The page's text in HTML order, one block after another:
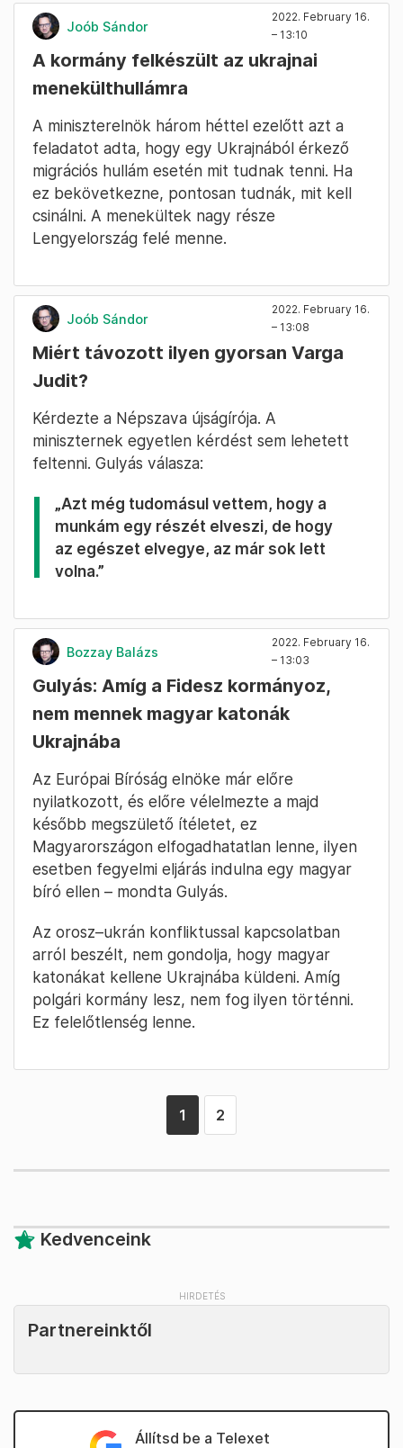
Joób Sándor
2022. February 16.
– 13:10
A kormány felkészült az ukrajnai
menekülthullámra
A miniszterelnök három héttel ezelőtt azt a
feladatot adta, hogy egy Ukrajnából érkező
migrációs hullám esetén mit tudnak tenni. Ha
ez bekövetkezne, pontosan tudnák, mit kell
csinálni. A menekültek nagy része
Lengyelország felé menne.
Joób Sándor
2022. February 16.
– 13:08
Miért távozott ilyen gyorsan Varga
Judit?
Kérdezte a Népszava újságírója. A
miniszternek egyetlen kérdést sem lehetett
feltenni. Gulyás válasza:
„Azt még tudomásul vettem, hogy a
munkám egy részét elveszi, de hogy
az egészet elvegye, az már sok lett
volna.”
Bozzay Balázs
2022. February 16.
– 13:03
Gulyás: Amíg a Fidesz kormányoz,
nem mennek magyar katonák
Ukrajnába
Az Európai Bíróság elnöke már előre
nyilatkozott, és előre vélelmezte a majd
később megszülető ítéletet, ez
Magyarországon elfogadhatatlan lenne, ilyen
esetben fegyelmi eljárás indulna egy magyar
bíró ellen – mondta Gulyás.
Az orosz–ukrán konfliktussal kapcsolatban
arról beszélt, nem gondolja, hogy magyar
katonákat kellene Ukrajnába küldeni. Amíg
polgári kormány lesz, nem fog ilyen történni.
Ez felelőtlenség lenne.
1 2
Kedvenceink
Partnereinktől
Állítsd be a Telexet